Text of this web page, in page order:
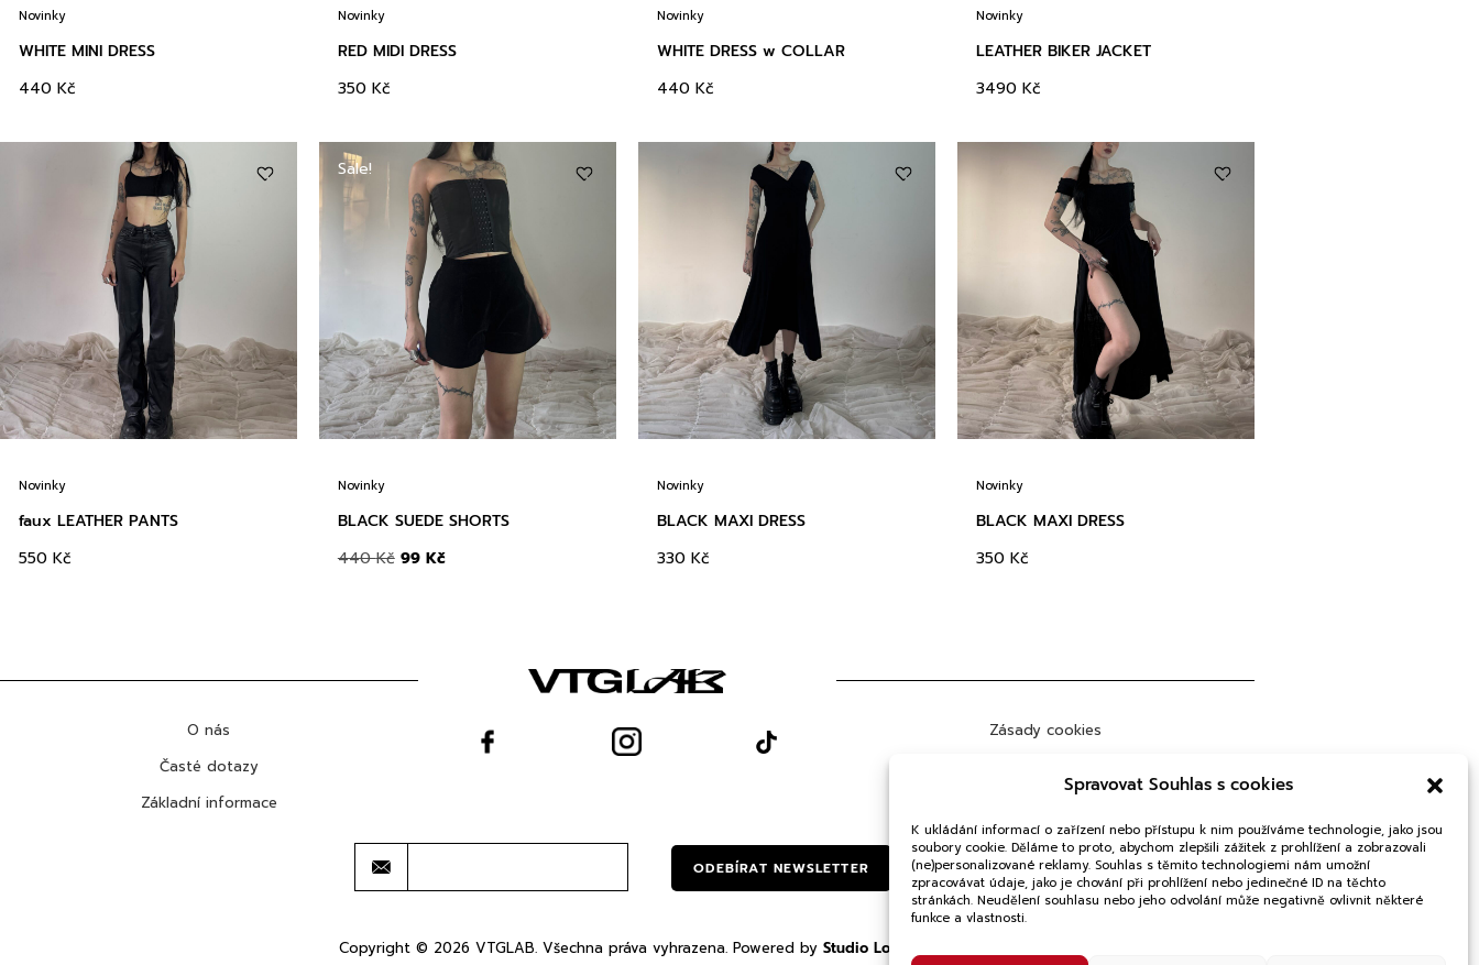
Spravovat Souhlas s cookies
K ukládání informací o zařízení nebo přístupu k nim používáme technologie, jako jsou
soubory cookie. Děláme to proto, abychom zlepšili zážitek z prohlížení a zobrazovali
(ne)personalizované reklamy. Souhlas s těmito technologiemi nám umožní
zpracovávat údaje, jako je chování při prohlížení nebo jedinečné ID na těchto
stránkách. Neudělení souhlasu nebo jeho odvolání může negativně ovlivnit některé
funkce a vlastnosti.
Novinky
WHITE MINI DRESS
440 Kč
Novinky
RED MIDI DRESS
350 Kč
Novinky
WHITE DRESS w COLLAR
440 Kč
Novinky
LEATHER BIKER JACKET
3490 Kč
Novinky
faux LEATHER PANTS
550 Kč
Sale!
Novinky
BLACK SUEDE SHORTS
440Kč 99 Kč
Novinky
BLACK MAXI DRESS
330 Kč
Novinky
BLACK MAXI DRESS
350 Kč
O nás
Zásady cookies
Časté dotazy
Základní informace
ODEBÍRAT NEWSLETTER
Copyright © 2026 VTGLAB. Všechna práva vyhrazena. Powered byStudio Lonel